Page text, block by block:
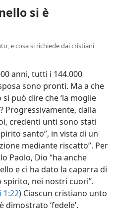
si è
e cosa si richiede dai cristiani
anni, tutti i 144.000
sono pronti. Ma a che
può dire che ‘la moglie
Progressivamente, dalla
credenti unti sono stati
santo”, in vista di un
mediante riscatto”. Per
Paolo, Dio “ha anche
e ci ha dato la caparra di
spirito, nei nostri cuori”.
1:22) Ciascun cristiano unto
dimostrato ‘fedele’.